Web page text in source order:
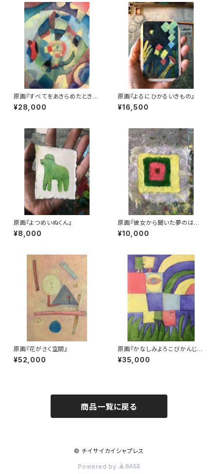
原画『すべてをあきらめたときの
ひかり』
¥28,000
原画『よるにひかるいきもの』
¥16,500
原画『よつめいぬくん』
¥8,000
原画『彼女から聞いた夢のはな
し』
¥10,000
原画『花がさく空間』
¥52,000
原画『かなしみよろこびかんじょ
う』
¥35,000
商品一覧に戻る
© チイサイカイシャプレス
Powered by